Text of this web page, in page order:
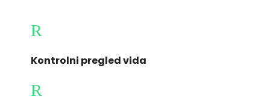
R
Kontrolni pregled vida
R